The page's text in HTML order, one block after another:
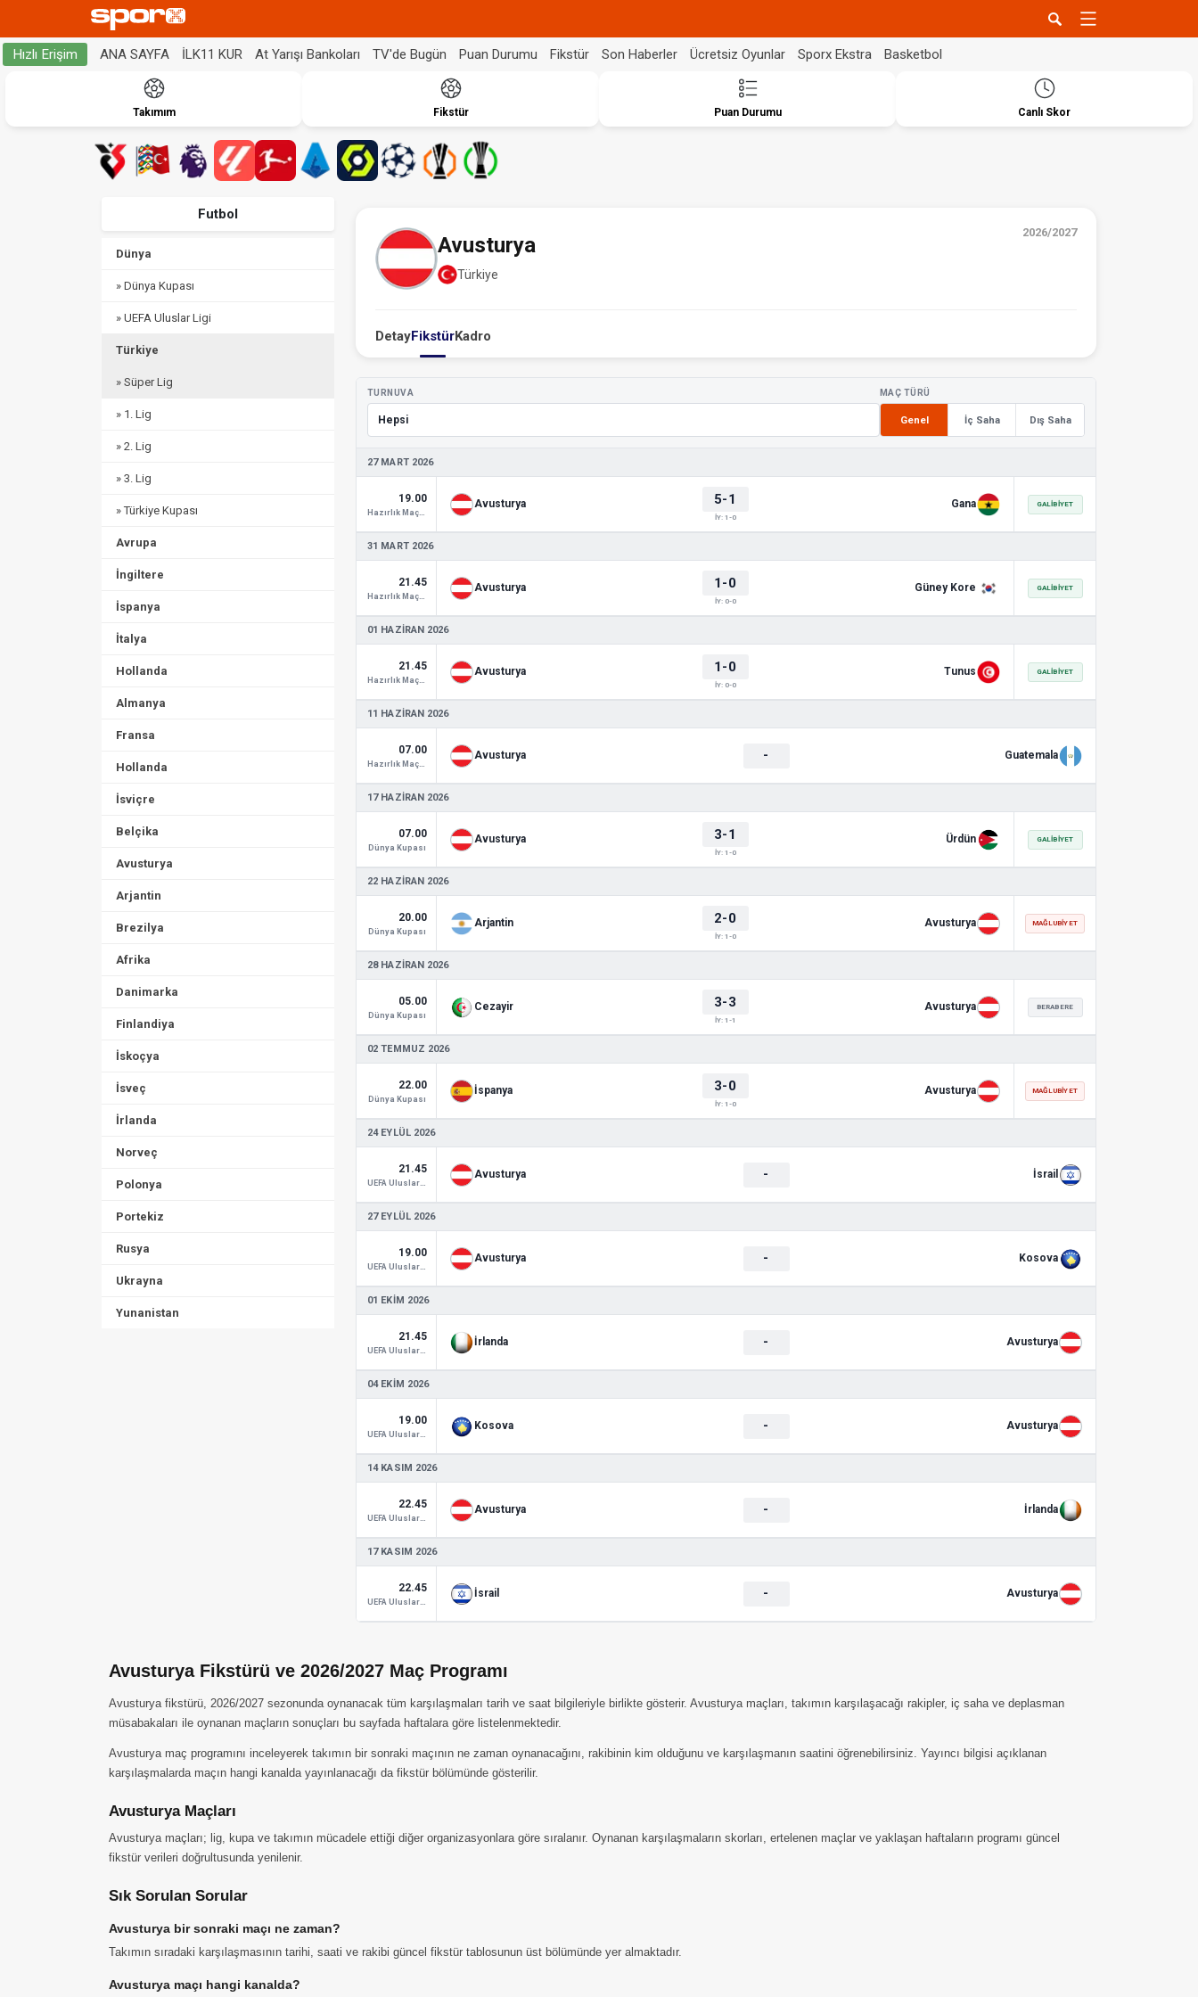
Hızlı Erişim ANA SAYFA İLK11 KUR At Yarışı Bankoları TV'de Bugün Puan Durumu Fikstür Son Haberler Ücretsiz Oyunlar Sporx Ekstra Basketbol
Takımım Fikstür Puan Durumu Canlı Skor
Futbol
Dünya
» Dünya Kupası
» UEFA Uluslar Ligi
Türkiye
» Süper Lig
» 1. Lig
» 2. Lig
» 3. Lig
» Türkiye Kupası
Avrupa
İngiltere
İspanya
İtalya
Hollanda
Almanya
Fransa
Hollanda
İsviçre
Belçika
Avusturya
Arjantin
Brezilya
Afrika
Danimarka
Finlandiya
İskoçya
İsveç
İrlanda
Norveç
Polonya
Portekiz
Rusya
Ukrayna
Yunanistan
2026/2027
Avusturya
Türkiye
DetayFikstürKadro
TURNUVA MAÇ TÜRÜ
Genel İç Saha Dış Saha
27 MART 2026
19.00 Avusturya 5-1
İY: 1-0
Gana GALIBIYET
31 MART 2026
21.45 Avusturya 1-0
İY: 0-0
Güney Kore GALIBIYET
01 HAZIRAN 2026
21.45 Avusturya 1-0
İY: 0-0
Tunus GALIBIYET
11 HAZIRAN 2026
07.00 Avusturya - Guatemala
17 HAZIRAN 2026
07.00
Dünya Kupası
Avusturya 3-1
İY: 1-0
Ürdün GALIBIYET
22 HAZIRAN 2026
20.00
Dünya Kupası
Arjantin 2-0
İY: 1-0
Avusturya MAĞLUBIYET
28 HAZIRAN 2026
05.00
Dünya Kupası
Cezayir 3-3
İY: 1-1
Avusturya BERABERE
02 TEMMUZ 2026
22.00
Dünya Kupası
İspanya 3-0
İY: 1-0
Avusturya MAĞLUBIYET
24 EYLÜL 2026
21.45 Avusturya - İsrail
27 EYLÜL 2026
19.00 Avusturya - Kosova
01 EKIM 2026
21.45 İrlanda - Avusturya
04 EKIM 2026
19.00 Kosova - Avusturya
14 KASIM 2026
22.45 Avusturya - İrlanda
17 KASIM 2026
22.45 İsrail - Avusturya
Avusturya Fikstürü ve 2026/2027 Maç Programı
Avusturya fikstürü, 2026/2027 sezonunda oynanacak tüm karşılaşmaları tarih ve saat bilgileriyle birlikte gösterir. Avusturya maçları, takımın karşılaşacağı rakipler, iç saha ve deplasman
müsabakaları ile oynanan maçların sonuçları bu sayfada haftalara göre listelenmektedir.
Avusturya maç programını inceleyerek takımın bir sonraki maçının ne zaman oynanacağını, rakibinin kim olduğunu ve karşılaşmanın saatini öğrenebilirsiniz. Yayıncı bilgisi açıklanan
karşılaşmalarda maçın hangi kanalda yayınlanacağı da fikstür bölümünde gösterilir.
Avusturya Maçları
Avusturya maçları; lig, kupa ve takımın mücadele ettiği diğer organizasyonlara göre sıralanır. Oynanan karşılaşmaların skorları, ertelenen maçlar ve yaklaşan haftaların programı güncel
fikstür verileri doğrultusunda yenilenir.
Sık Sorulan Sorular
Avusturya bir sonraki maçı ne zaman?
Takımın sıradaki karşılaşmasının tarihi, saati ve rakibi güncel fikstür tablosunun üst bölümünde yer almaktadır.
Avusturya maçı hangi kanalda?